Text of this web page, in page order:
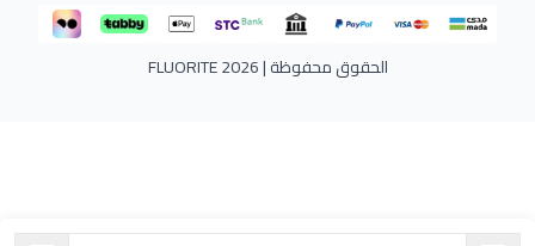
الحقوق محفوظة | 2026 FLUORITE